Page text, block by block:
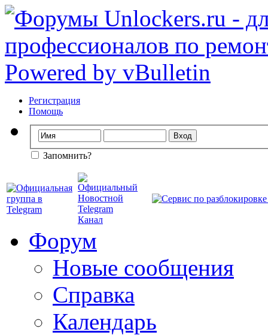
Регистрация
Помощь
Запомнить?
Форум
Новые сообщения
Справка
Календарь